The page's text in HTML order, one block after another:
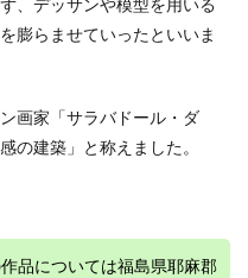
、デッサンや模型を用いる
膨らませていったといいま
画家「サラバドール・ダ
の建築」と称えました。
品については福島県耶麻郡